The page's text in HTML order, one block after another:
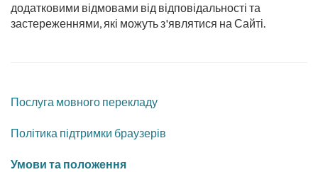
додатковими відмовами від відповідальності та
застереженнями, які можуть з'являтися на Сайті.
Послуга мовного перекладу
Політика підтримки браузерів
Умови та положення